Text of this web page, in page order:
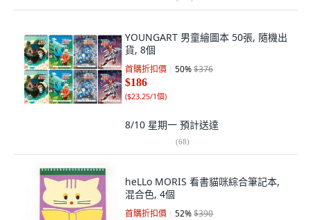
YOUNGART 男童繪圖本 50張, 隨機出
貨, 8個
首購折扣價 50%$376
$186
($23.25/1個)
8/10 星期一 預計送達
(68)
heLLo MORIS 看書貓咪綜合筆記本,
混合色, 4個
首購折扣價 52%$390